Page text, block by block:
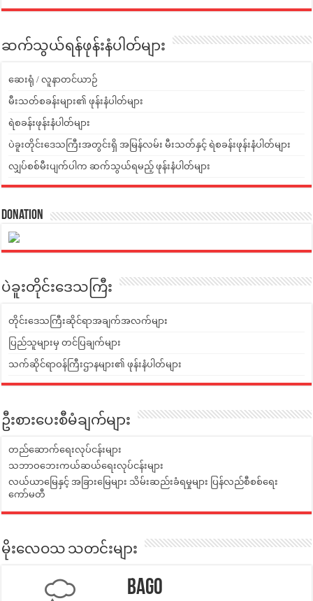
ဆက်သွယ်ရန်ဖုန်းနံပါတ်များ
ဆေးရုံ / လူနာတင်ယာဉ်
မီးသတ်စခန်းများ၏ ဖုန်းနံပါတ်များ
ရဲစခန်းဖုန်းနံပါတ်များ
ပဲခူးတိုင်းဒေသကြီးအတွင်းရှိ အမြန်လမ်း မီးသတ်နှင့် ရဲစခန်းဖုန်းနံပါတ်များ
လျှပ်စစ်မီးပျက်ပါက ဆက်သွယ်ရမည့် ဖုန်းနံပါတ်များ
Donation
ပဲခူးတိုင်းဒေသကြီး
တိုင်းဒေသကြီးဆိုင်ရာအချက်အလက်များ
ပြည်သူများမှ တင်ပြချက်များ
သက်ဆိုင်ရာဝန်ကြီးဌာနများ၏ ဖုန်းနံပါတ်များ
ဦးစားပေးစီမံချက်များ
တည်ဆောက်ရေးလုပ်ငန်းများ
သဘာဝဘေးကယ်ဆယ်ရေးလုပ်ငန်းများ
လယ်ယာမြေနှင့် အခြားမြေများ သိမ်းဆည်းခံရမှုများ ပြန်လည်စီစစ်ရေး
ကော်မတီ
မိုးလေဝသ သတင်းများ
Bago